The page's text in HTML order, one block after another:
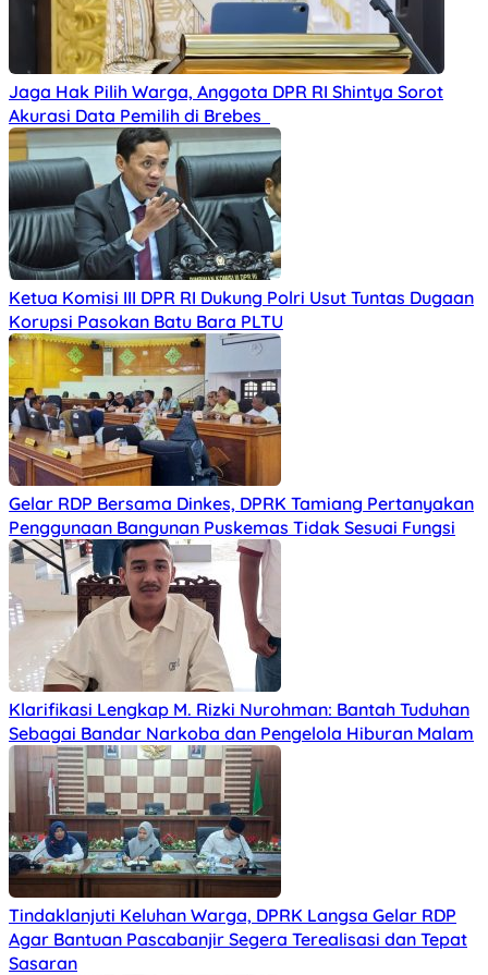
Jaga Hak Pilih Warga, Anggota DPR RI Shintya Sorot
Akurasi Data Pemilih di Brebes
Ketua Komisi III DPR RI Dukung Polri Usut Tuntas Dugaan
Korupsi Pasokan Batu Bara PLTU
Gelar RDP Bersama Dinkes, DPRK Tamiang Pertanyakan
Penggunaan Bangunan Puskemas Tidak Sesuai Fungsi
Klarifikasi Lengkap M. Rizki Nurohman: Bantah Tuduhan
Sebagai Bandar Narkoba dan Pengelola Hiburan Malam
Tindaklanjuti Keluhan Warga, DPRK Langsa Gelar RDP
Agar Bantuan Pascabanjir Segera Terealisasi dan Tepat
Sasaran